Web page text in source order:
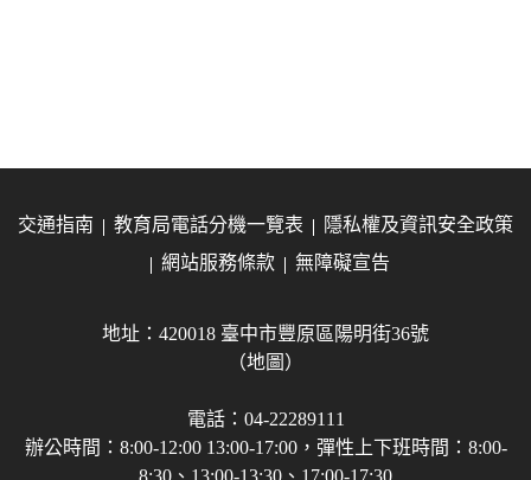
交通指南 教育局電話分機一覽表
隱私權及資訊安全政策
網站服務條款
無障礙宣告
地址：420018 臺中市豐原區陽明街36號
（地圖）
電話：04-22289111
辦公時間：8:00-12:00 13:00-17:00，彈性上下班時間：8:00-